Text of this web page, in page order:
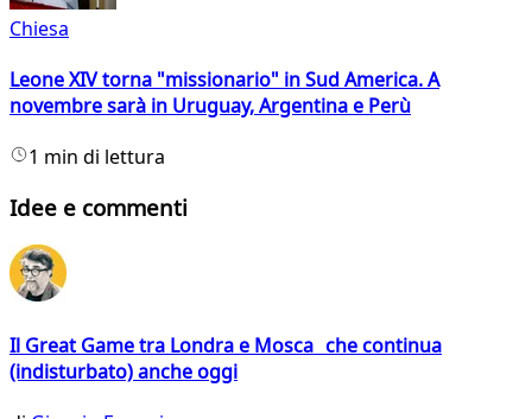
Chiesa
Leone XIV torna "missionario" in Sud America. A
novembre sarà in Uruguay, Argentina e Perù
1 min di lettura
Idee e commenti
Il Great Game tra Londra e Mosca che continua
(indisturbato) anche oggi